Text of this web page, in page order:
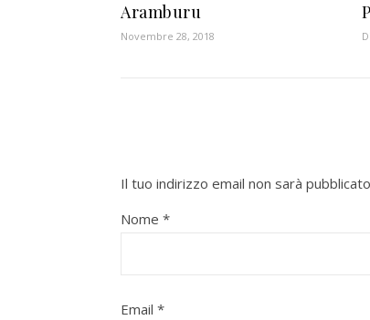
Aramburu
Novembre 28, 2018
Il tuo indirizzo email non sarà
Nome *
Email *